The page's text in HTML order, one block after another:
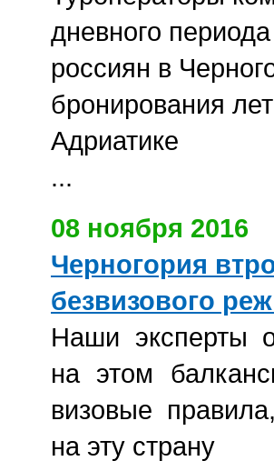
дневного
россиян в
бронирования
Адриатике
...
08 ноября 2016
Черногория
безвизового
Наши эксперты
на этом
визовые
на эту страну